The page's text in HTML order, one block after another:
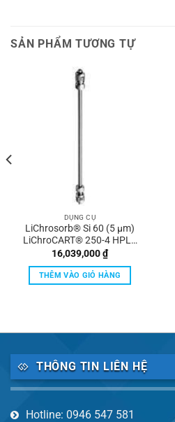
SẢN PHẨM TƯƠNG TỰ
DỤNG CỤ
LiChrosorb® Si 60 (5 µm)
LiChroCART® 250-4 HPLC
cartridge Merck
16,039,000₫
THÊM VÀO GIỎ HÀNG
THÔNG TIN LIÊN HỆ
Hotline: 0946 547 581